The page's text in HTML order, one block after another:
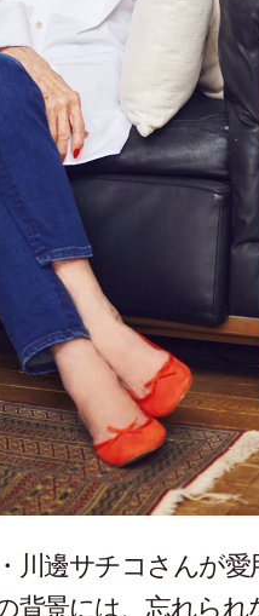
川邊サチコさんが愛
背景には、忘れられ